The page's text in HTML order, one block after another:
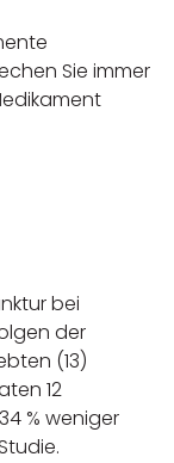
Sie immer
bei
der
(13)
12
% weniger